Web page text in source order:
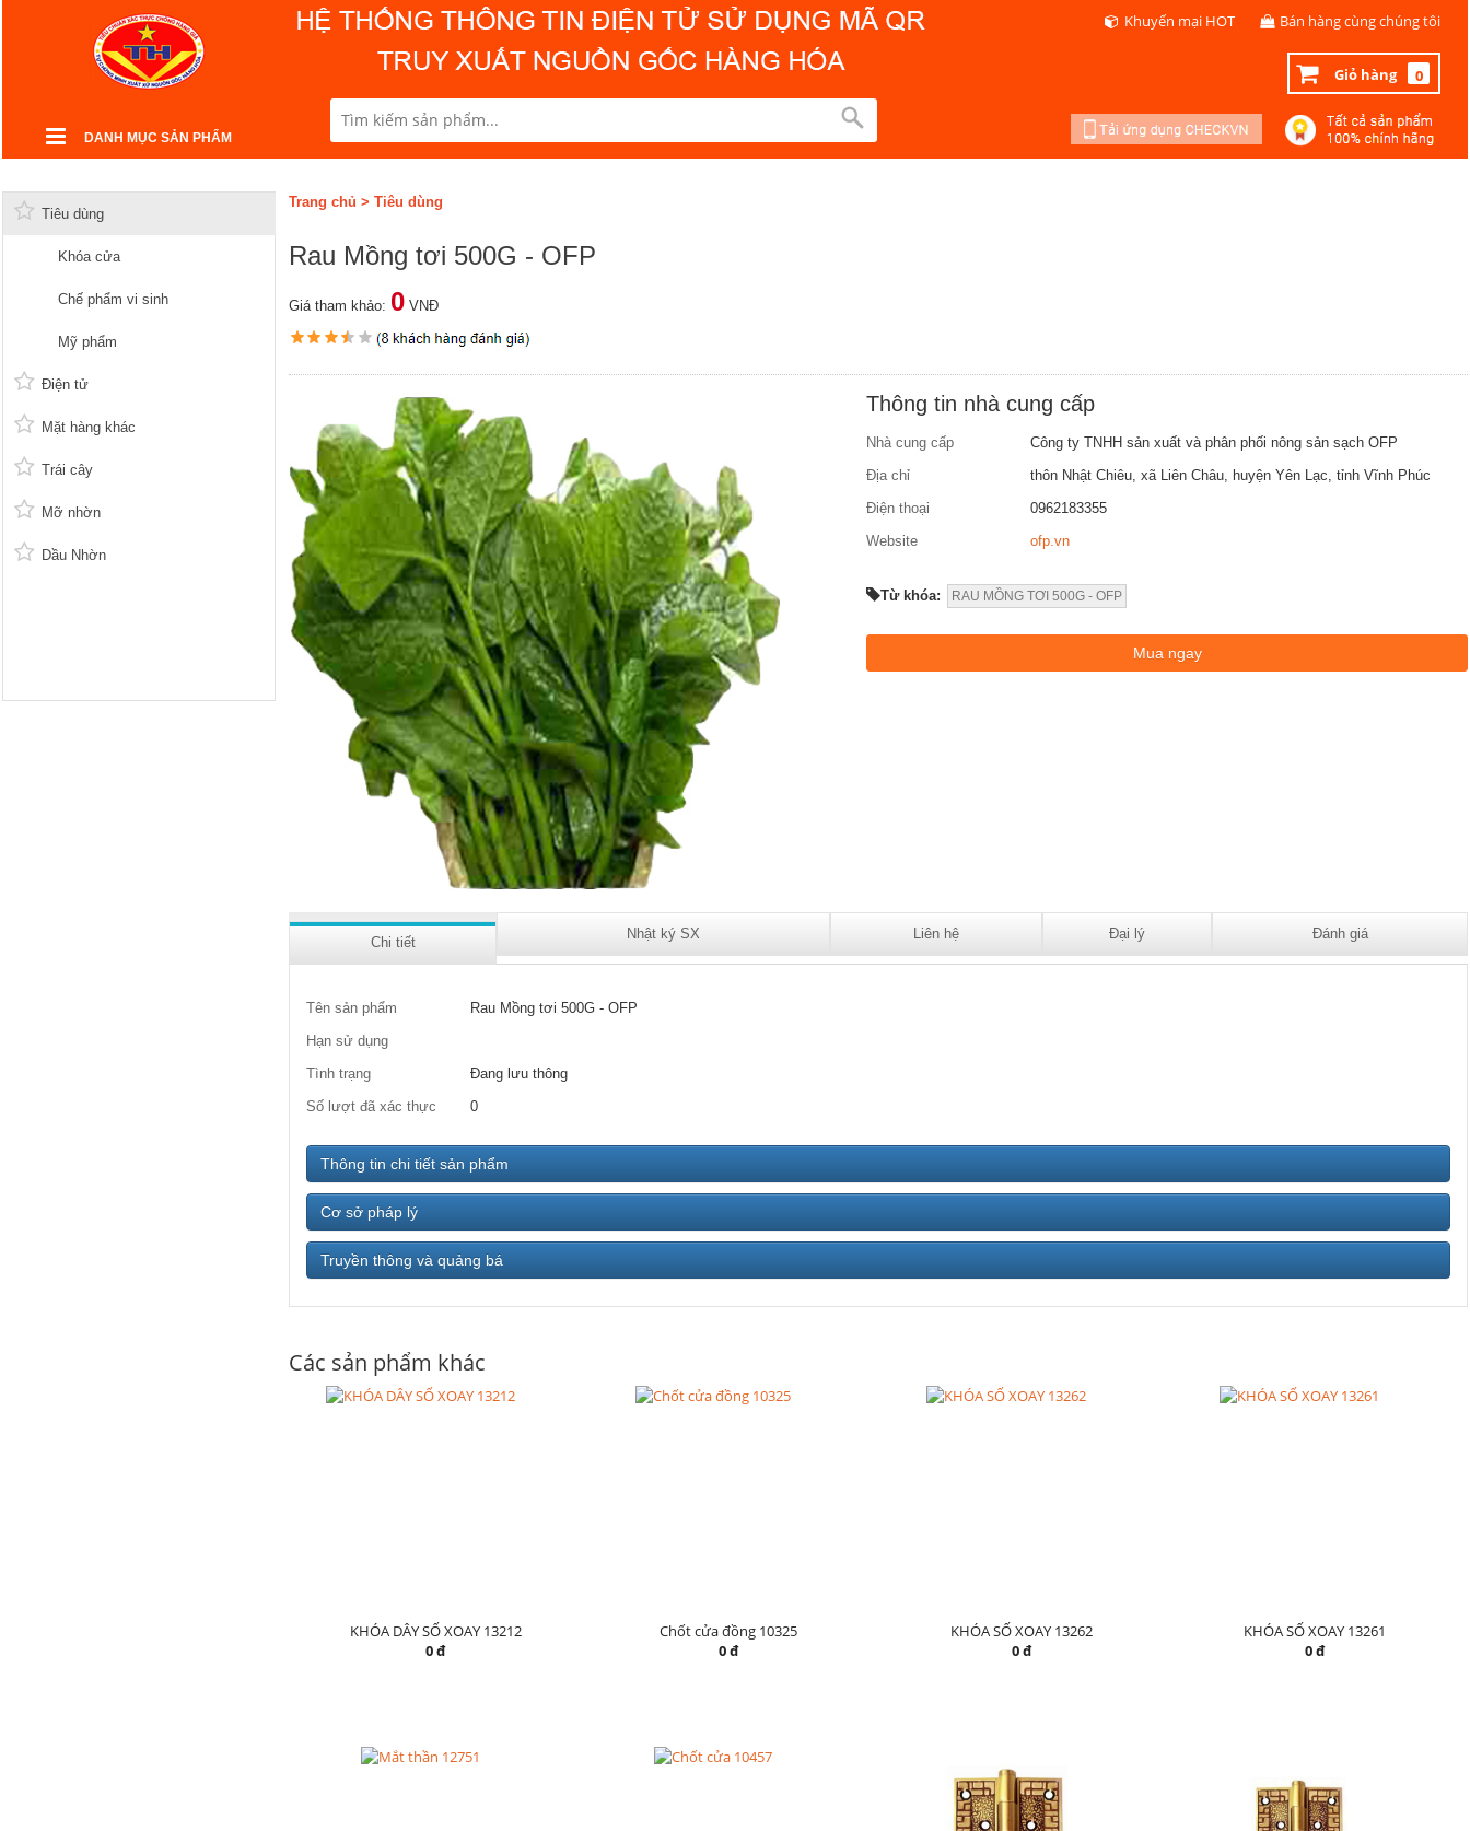
DANH MỤC SẢN PHẨM
Khuyến mại HOT Bán hàng cùng chúng tôi
Giỏ hàng 0
Tiêu dùng
Khóa cửa
Chế phẩm vi sinh
Mỹ phẩm
Điện tử
Mặt hàng khác
Trái cây
Mỡ nhờn
Dầu Nhờn
Trang chủ > Tiêu dùng
Rau Mồng tơi 500G - OFP
Giá tham khảo: 0 VNĐ
Thông tin nhà cung cấp
Nhà cung cấp
Công ty TNHH sản xuất và phân phối nông sản sạch OFP
Địa chỉ
thôn Nhật Chiêu, xã Liên Châu, huyện Yên Lạc, tỉnh Vĩnh Phúc
Điện thoại
0962183355
Website
ofp.vn
Từ khóa: RAU MỒNG TƠI 500G - OFP
Chi tiết
Nhật ký SX Liên hệ Đại lý Đánh giá
Tên sản phẩm
Rau Mồng tơi 500G - OFP
Hạn sử dụng
Tình trạng
Đang lưu thông
Số lượt đã xác thực
0
Thông tin chi tiết sản phẩm
Cơ sở pháp lý
Truyền thông và quảng bá
Các sản phẩm khác
KHÓA DÂY SỐ XOAY 13212
0 đ
Chốt cửa đồng 10325
0 đ
KHÓA SỐ XOAY 13262
0 đ
KHÓA SỐ XOAY 13261
0 đ